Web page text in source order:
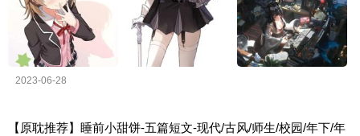
2023-06-28
【原耽推荐】睡前小甜饼-五篇短文-现代/古风/师生/校园/年下/年